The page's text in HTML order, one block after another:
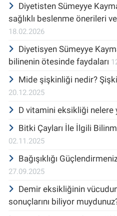
Diyetisten Sümeyye
sağlıklı beslenme önerileri
18.02.2026
Diyetisyen Sümeyye
bilinenin ötesinde faydaları
Mide şişkinliği nedir?
20.12.2025
D vitamini eksikliği nelere
Bitki Çayları İle İlgili
02.11.2025
Bağışıklığı
27.09.2025
Demir eksikliğinin
sonuçlarını biliyor